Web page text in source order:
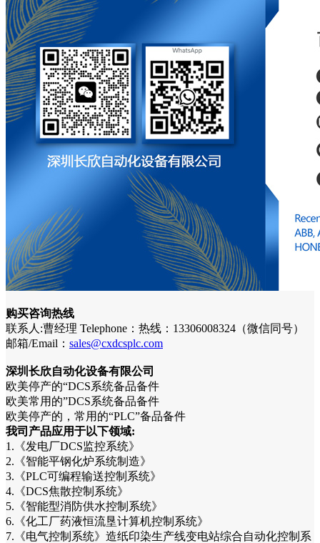
购买咨询热线
联系人:曹经理 Telephone：热线：13306008324（微信同号）
邮箱/Email： sales@cxdcsplc.com
深圳长欣自动化设备有限公司
欧美停产的“DCS系统备品备件
欧美常用的”DCS系统备品备件
欧美停产的，常用的“PLC”备品备件
我司产品应用于以下领域:
1.《发电厂DCS监控系统》
2.《智能平钢化炉系统制造》
3.《PLC可编程输送控制系统》
4.《DCS焦散控制系统》
5.《智能型消防供水控制系统》
6.《化工厂药液恒流垦计算机控制系统》
7.《电气控制系统》造纸印染生产线变电站综合自动化控制系